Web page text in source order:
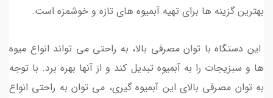
بهترین گزینه ها برای تهیه آبمیوه های تازه و خوشمزه است.
این دستگاه با توان مصرفی بالا، به راحتی می تواند انواع میوه
ها و سبزیجات را به آبمیوه تبدیل کند و از آنها بهره برد. با توجه
به توان مصرفی بالای این آبمیوه گیری، می توان به راحتی انواع